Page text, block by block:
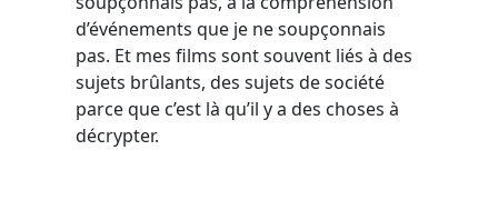
d’événements que je ne soupçonnais
pas. Et mes films sont souvent liés à des
sujets brûlants, des sujets de société
parce que c’est là qu’il y a des choses à
décrypter.